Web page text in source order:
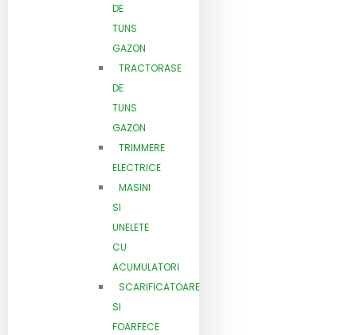
DE
TUNS
GAZON
TRACTORASE
DE
TUNS
GAZON
TRIMMERE
ELECTRICE
MASINI
SI
UNELETE
CU
ACUMULATORI
SCARIFICATOARE
SI
FOARFECE